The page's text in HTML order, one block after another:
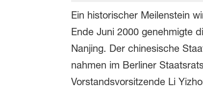
Ein historischer Meilenstein
Ende Juni 2000 genehmigte
Nanjing. Der chinesische
nahmen im Berliner
Vorstandsvorsitzende Li